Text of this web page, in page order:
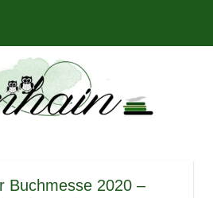
Buchmesse 2020 –